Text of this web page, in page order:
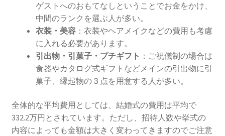
結婚式場に設置したいウェルカムグッズ
京都ウェディングで参考にしたいこと
ウエディングの相談会に参加
結婚式場選びの失敗談から学ぶ成功のコツ
ゲストへのおもてなしということでお金をかけ、
中間のランクを選ぶ人が多い。
衣装・美容：衣装やヘアメイクなどの費用も考慮
に入れる必要があります。
引出物・引菓子・プチギフト ：ご祝儀制の場合は
食器やカタログ式ギフトなどメインの引出物に引
菓子、縁起物の３点を用意する人が多い。
全体的な平均費用としては、結婚式の費用は平均で
332.2万円とされています。ただし、招待人数や挙式の
内容によっても金額は大きく変わってきますのでご注意